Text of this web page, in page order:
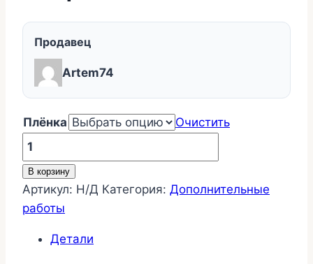
Продавец
Artem74
Плёнка
Очистить
Количество
товара
Защита
стен
от
пыли
В корзину
Артикул: Н/Д Категория: Дополнительные
работы
Детали